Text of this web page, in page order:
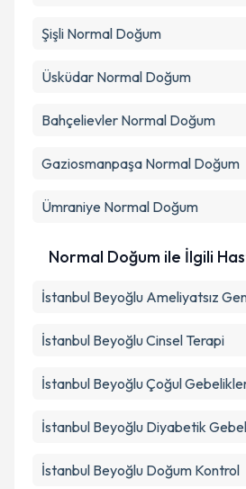
Şişli Normal Doğum
Üsküdar Normal Doğum
Bahçelievler Normal Doğum
Gaziosmanpaşa Normal Doğum
Ümraniye Normal Doğum
Normal Doğum ile İlgili
İstanbul Beyoğlu Ameliyatsız
İstanbul Beyoğlu Cinsel Terapi
İstanbul Beyoğlu Çoğul
İstanbul Beyoğlu Diyabetik
İstanbul Beyoğlu Doğum Kontrol